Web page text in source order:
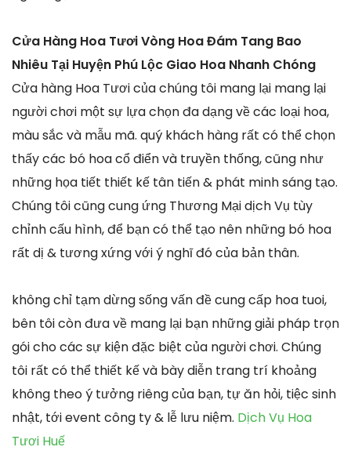
Cửa Hàng Hoa Tươi Vòng Hoa Đám Tang Bao
Nhiêu Tại Huyện Phú Lộc Giao Hoa Nhanh Chóng
Cửa hàng Hoa Tươi của chúng tôi mang lại mang lại
người chơi một sự lựa chọn đa dạng về các loại hoa,
màu sắc và mẫu mã. quý khách hàng rất có thể chọn
thấy các bó hoa cổ điển và truyền thống, cũng như
những họa tiết thiết kế tân tiến & phát minh sáng tạo.
Chúng tôi cũng cung ứng Thương Mại dịch Vụ tùy
chỉnh cấu hình, để bạn có thể tạo nên những bó hoa
rất dị & tương xứng với ý nghĩ đó của bản thân.
không chỉ tạm dừng sống vấn đề cung cấp hoa tuoi,
bên tôi còn đưa về mang lại bạn những giải pháp trọn
gói cho các sự kiện đặc biệt của người chơi. Chúng
tôi rất có thể thiết kế và bày diễn trang trí khoảng
không theo ý tưởng riêng của bạn, tự ăn hỏi, tiệc sinh
nhật, tới event công ty & lễ lưu niệm. Dịch Vụ Hoa
Tươi Huế